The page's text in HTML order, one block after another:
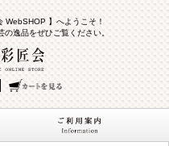
WebSHOP 】へようこそ！
逸品をぜひご覧ください。